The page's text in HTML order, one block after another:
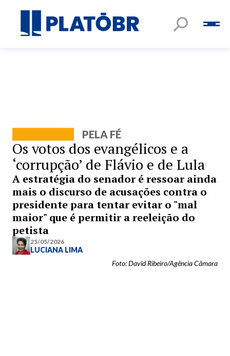
PELA FÉ
Os votos dos evangélicos e a
‘corrupção’ de Flávio e de Lula
A estratégia do senador é ressoar ainda
mais o discurso de acusações contra o
presidente para tentar evitar o "mal
maior" que é permitir a reeleição do
petista
25/05/2026
LUCIANA LIMA
Foto: David Ribeiro/Agência Câmara